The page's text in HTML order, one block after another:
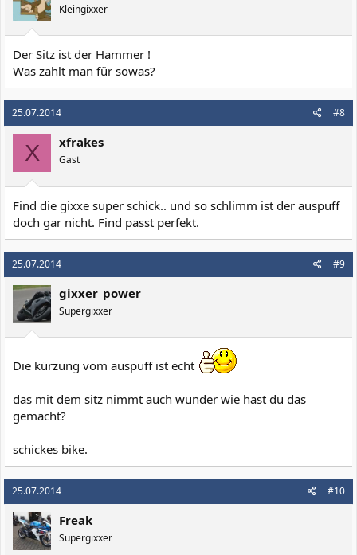
Kleingixxer
Der Sitz ist der Hammer !
Was zahlt man für sowas?
25.07.2014 #8
X xfrakes
Gast
Find die gixxe super schick.. und so schlimm ist der auspuff
doch gar nicht. Find passt perfekt.
25.07.2014 #9
gixxer_power
Supergixxer
Die kürzung vom auspuff ist echt
das mit dem sitz nimmt auch wunder wie hast du das
gemacht?
schickes bike.
25.07.2014 #10
Freak
Supergixxer